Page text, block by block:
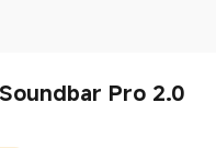
Pro 2.0